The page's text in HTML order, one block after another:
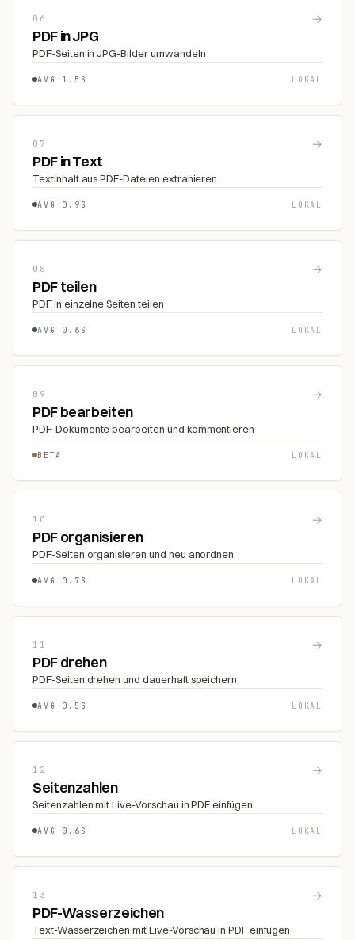
06 →
PDF in JPG
PDF-Seiten in JPG-Bilder umwandeln
AVG 1.5S LOKAL
07 →
PDF in Text
Textinhalt aus PDF-Dateien extrahieren
AVG 0.9S LOKAL
08 →
PDF teilen
PDF in einzelne Seiten teilen
AVG 0.6S LOKAL
09 →
PDF bearbeiten
PDF-Dokumente bearbeiten und kommentieren
BETA LOKAL
10 →
PDF organisieren
PDF-Seiten organisieren und neu anordnen
AVG 0.7S LOKAL
11 →
PDF drehen
PDF-Seiten drehen und dauerhaft speichern
AVG 0.5S LOKAL
12 →
Seitenzahlen
Seitenzahlen mit Live-Vorschau in PDF einfügen
AVG 0.6S LOKAL
13 →
PDF-Wasserzeichen
Text-Wasserzeichen mit Live-Vorschau in PDF einfügen